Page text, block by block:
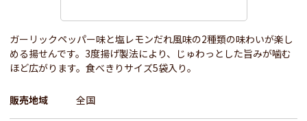
ガーリックペッパー味と塩レモンだれ風味の2種類の味わいが楽し
める揚せんです。3度揚げ製法により、じゅわっとした旨みが噛む
ほど広がります。食べきりサイズ5袋入り。
販売地域 全国